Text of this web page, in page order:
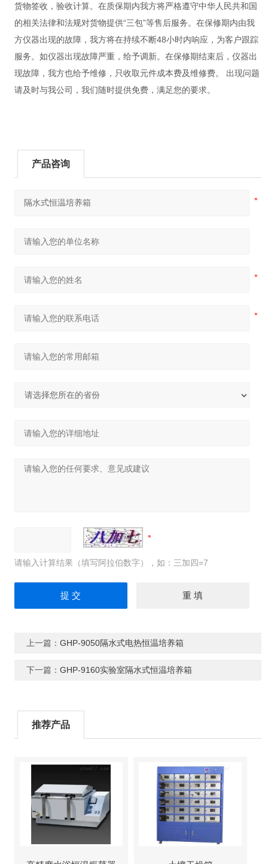
货物签收，验收计算。在质保期内我方将严格遵守中华人民共和国
的相关法律和法规对货物提供“三包”等售后服务。在保修期内由我
方仪器出现的故障，我方将在持续不断48小时内响应，为客户跟踪
服务。如仪器出现故障严重，给予调新。在保修期结束后，仪器出
现故障，我方也给予维修，只收取元件成本费及维修费。 出现问题
请及时与我公司，我们随时提供免费，满足您的要求。
产品咨询
请输入计算结果（填写阿拉伯数字），如：三加四=7
上一篇： GHP-9050隔水式电热恒温培养箱
下一篇： GHP-9160实验室隔水式恒温培养箱
推荐产品